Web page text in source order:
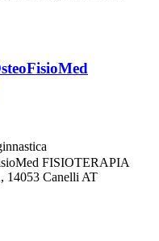
FISIOTERAPIA
14053 Canelli AT